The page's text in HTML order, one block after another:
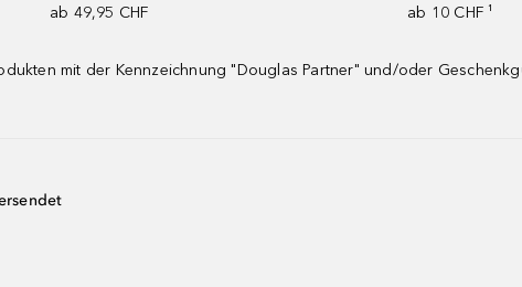
ab 49,95 CHF
ab 10 CHF ¹
mit der Kennzeichnung "Douglas Partner" und/oder